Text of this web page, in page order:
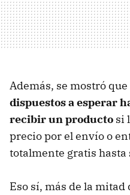
Además, se mostró
dispuestos a esperar
recibir un producto si
precio por el envío o
totalmente gratis
Eso sí, más de la mitad